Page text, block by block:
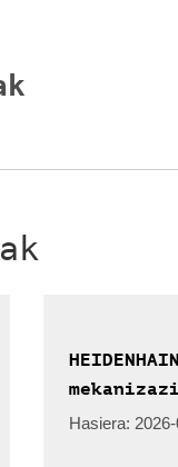
Hasiera: